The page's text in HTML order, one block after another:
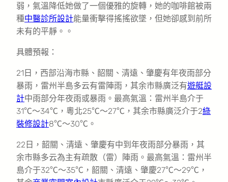
弱，氣溫降低她做了一個優雅的旋轉，她的咖啡館被兩
種中醫診所設計能量衝擊得搖搖欲墜，但她卻感到前所
未有的平靜。。
具體預報：
21日，西部沿海市縣、韶關、清遠、肇慶有年夜雨部分
暴雨，雷州半島多云有雷陣雨，其余市縣廣泛有遊艇設
計中雨部分年夜雨或暴雨。最高氣溫：雷州半島介于
31℃～34℃，粵北25℃～27℃，其余市縣廣泛介于2綠
裝修設計8℃～30℃。
22日，韶關、清遠、肇慶有中到年夜雨部分暴雨，其
余市縣多云為主有疏散（雷）陣雨。最高氣溫：雷州半
島介于32℃～35℃，韶關、清遠、肇慶27℃～29℃，